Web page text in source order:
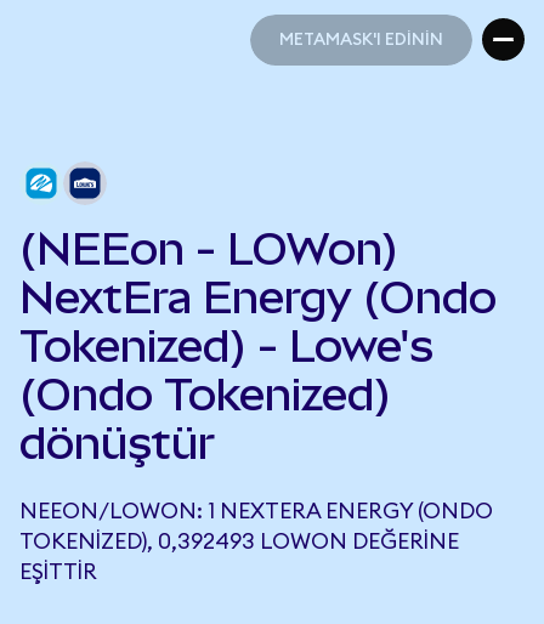
METAMASK'I EDİNİN
(NEEon - LOWon)
NextEra Energy (Ondo
Tokenized) - Lowe's
(Ondo Tokenized)
dönüştür
NEEON/LOWON: 1 NEXTERA ENERGY (ONDO
TOKENIZED), 0,392493 LOWON DEĞERINE
EŞITTIR